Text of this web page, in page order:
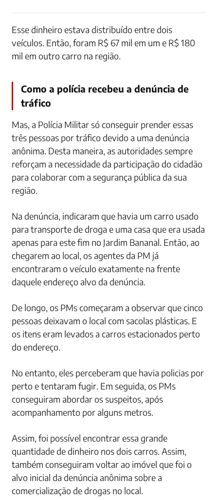
Esse dinheiro estava distribuído entre dois
veículos. Então, foram R$ 67 mil em um e R$ 180
mil em outro carro na região.
Como a polícia recebeu a denúncia de
tráfico
Mas, a Polícia Militar só conseguir prender essas
três pessoas por tráfico devido a uma denúncia
anônima. Desta maneira, as autoridades sempre
reforçam a necessidade da participação do cidadão
para colaborar com a segurança pública da sua
região.
Na denúncia, indicaram que havia um carro usado
para transporte de droga e uma casa que era usada
apenas para este fim no Jardim Bananal. Então, ao
chegarem ao local, os agentes da PM já
encontraram o veículo exatamente na frente
daquele endereço alvo da denúncia.
De longo, os PMs começaram a observar que cinco
pessoas deixavam o local com sacolas plásticas. E
os itens eram levados a carros estacionados perto
do endereço.
No entanto, eles perceberam que havia policias por
perto e tentaram fugir. Em seguida, os PMs
conseguiram abordar os suspeitos, após
acompanhamento por alguns metros.
Assim, foi possível encontrar essa grande
quantidade de dinheiro nos dois carros. Assim,
também conseguiram voltar ao imóvel que foi o
alvo inicial da denúncia anônima sobre a
comercialização de drogas no local.